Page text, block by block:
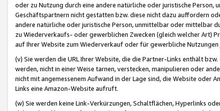
oder zu Nutzung durch eine andere natürliche oder juristische
Geschäftspartnern nicht gestatten bzw. diese nicht dazu auffordern
andere natürliche oder juristische Person, unmittelbar oder mittelbar
zu Wiederverkaufs- oder gewerblichen Zwecken (gleich welcher Art)
auf Ihrer Website zum Wiederverkauf oder für gewerbliche
(v) Sie werden die URL Ihrer Website, die die Partner-Links enthält
werden, nicht in einer Weise tarnen, verstecken, manipulieren oder
nicht mit angemessenem Aufwand in der Lage sind, die Website oder
Links eine Amazon-Website aufruft.
(w) Sie werden keine Link-Verkürzungen, Schaltflächen, Hyperlinks